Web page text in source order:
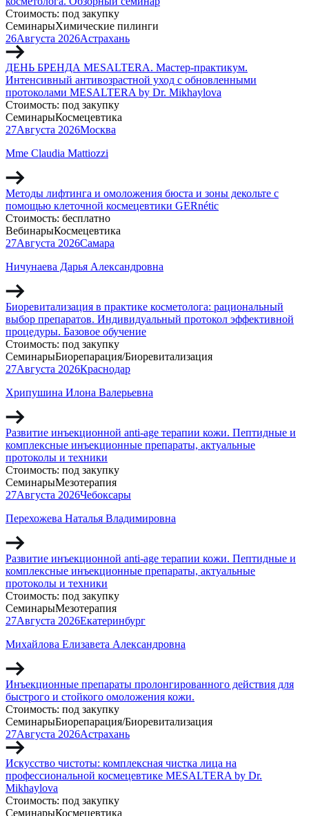
Стоимость: под закупку
СеминарыХимические пилинги
26Августа 2026Астрахань
ДЕНЬ БРЕНДА MESALTERA. Мастер-практикум.
Интенсивный антивозрастной уход с обновленными
протоколами MESALTERA by Dr. Mikhaylova
Стоимость: под закупку
СеминарыКосмецевтика
27Августа 2026Москва
Mme Claudia Mattiozzi
Методы лифтинга и омоложения бюста и зоны декольте с
помощью клеточной космецевтики GERnétic
Стоимость: бесплатно
ВебинарыКосмецевтика
27Августа 2026Самара
Ничунаева Дарья Александровна
Биоревитализация в практике косметолога: рациональный
выбор препаратов. Индивидуальный протокол эффективной
процедуры. Базовое обучение
Стоимость: под закупку
СеминарыБиорепарация/Биоревитализация
27Августа 2026Краснодар
Хрипушина Илона Валерьевна
Развитие инъекционной anti-age терапии кожи. Пептидные и
комплексные инъекционные препараты, актуальные
протоколы и техники
Стоимость: под закупку
СеминарыМезотерапия
27Августа 2026Чебоксары
Перехожева Наталья Владимировна
Развитие инъекционной anti-age терапии кожи. Пептидные и
комплексные инъекционные препараты, актуальные
протоколы и техники
Стоимость: под закупку
СеминарыМезотерапия
27Августа 2026Екатеринбург
Михайлова Елизавета Александровна
Инъекционные препараты пролонгированного действия для
быстрого и стойкого омоложения кожи.
Стоимость: под закупку
СеминарыБиорепарация/Биоревитализация
27Августа 2026Астрахань
Искусство чистоты: комплексная чистка лица на
профессиональной космецевтике MESALTERA by Dr.
Mikhaylova
Стоимость: под закупку
СеминарыКосмецевтика